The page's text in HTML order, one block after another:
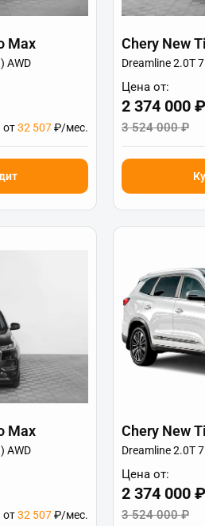
Max
AWD
от32 507₽/мес.
Chery New
Dreamline 2.0T
Цена от:
2 374 000 ₽
3 524 000 ₽
Max
AWD
от32 507₽/мес.
Chery New
Dreamline 2.0T
Цена от:
2 374 000 ₽
3 524 000 ₽